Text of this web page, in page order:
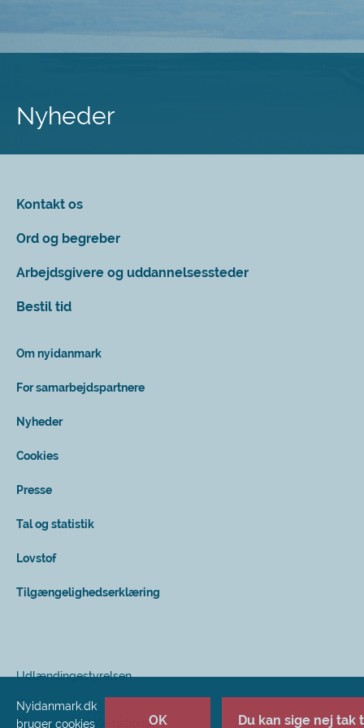
Nyheder
Kontakt os
Ord og begreber
Arbejdsgivere og uddannelsessteder
Bestil tid
Om nyidanmark
For samarbejdspartnere
Nyheder
Cookies
Presse
Tal og statistik
Lovstof
Tilgængelighedserklæring
Udlændingestyrelsen
Styrelsen for International
Nyidanmark.dk
bruger cookies
OK Du kan sige nej tak